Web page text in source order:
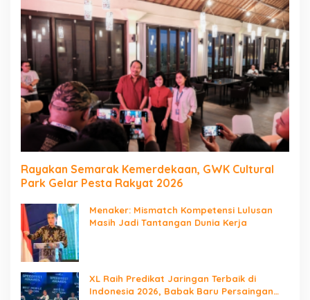
Rayakan Semarak Kemerdekaan, GWK Cultural
Park Gelar Pesta Rakyat 2026
Menaker: Mismatch Kompetensi Lulusan
Masih Jadi Tantangan Dunia Kerja
XL Raih Predikat Jaringan Terbaik di
Indonesia 2026, Babak Baru Persaingan